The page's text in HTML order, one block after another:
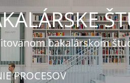
bakalárskom
PROCESOV